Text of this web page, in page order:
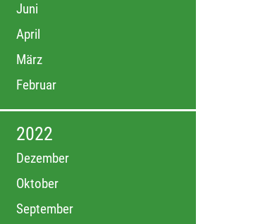
Juni
April
März
Februar
2022
Dezember
Oktober
September